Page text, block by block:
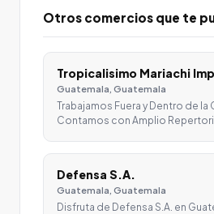
Otros comercios que te
Tropicalisimo Mariachi
Guatemala, Guatemala
Trabajamos Fuera y Dentro de la
Contamos con Amplio
Defensa S.A.
Guatemala, Guatemala
Disfruta de Defensa S.A. en